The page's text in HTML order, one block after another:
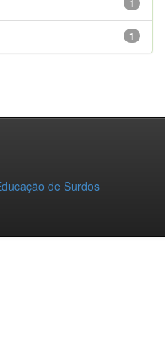
1
1
de Surdos